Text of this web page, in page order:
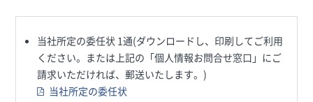
当社所定の委任状 1通(ダウンロードし、印刷してご利用
ください。または上記の「個人情報お問合せ窓口」にご
請求いただければ、郵送いたします。)
当社所定の委任状